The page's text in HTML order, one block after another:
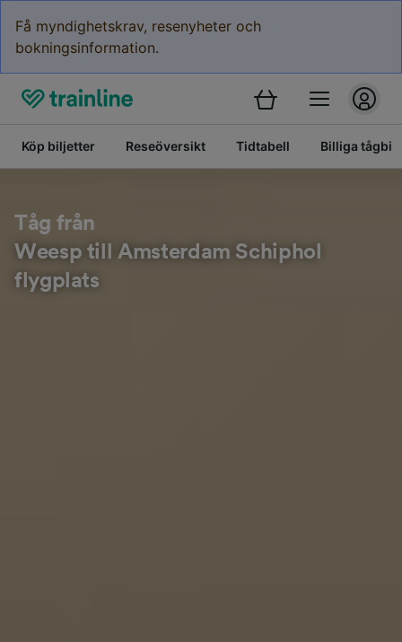
Få myndighetskrav, resenyheter och
bokningsinformation.
Köp biljetter Reseöversikt Tidtabell Billiga
Tåg från
Weesp till Amsterdam Schiphol
flygplats